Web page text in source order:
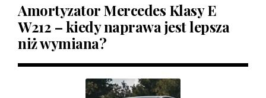
Amortyzator Mercedes Klasy E
W212 – kiedy naprawa jest lepsza
niż wymiana?